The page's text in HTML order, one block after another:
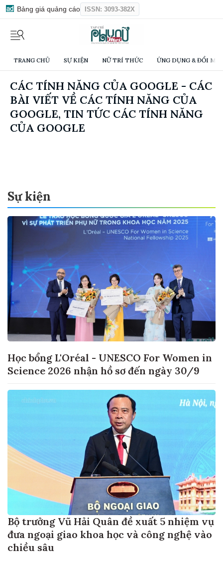
Bảng giá quảng cáo ISSN: 3093-382X
TRANG CHỦ SỰ KIỆN NỮ TRÍ THỨC ỨNG DỤNG & ĐỔI
CÁC TÍNH NĂNG CỦA GOOGLE - CÁC
BÀI VIẾT VỀ CÁC TÍNH NĂNG CỦA
GOOGLE, TIN TỨC CÁC TÍNH NĂNG
CỦA GOOGLE
Sự kiện
Học bổng L'Oréal - UNESCO For Women in
Science 2026 nhận hồ sơ đến ngày 30/9
Bộ trưởng Vũ Hải Quân đề xuất 5 nhiệm vụ
đưa ngoại giao khoa học và công nghệ vào
chiều sâu